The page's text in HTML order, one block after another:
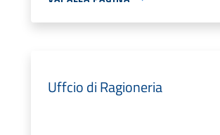
Uffcio di Ragioneria